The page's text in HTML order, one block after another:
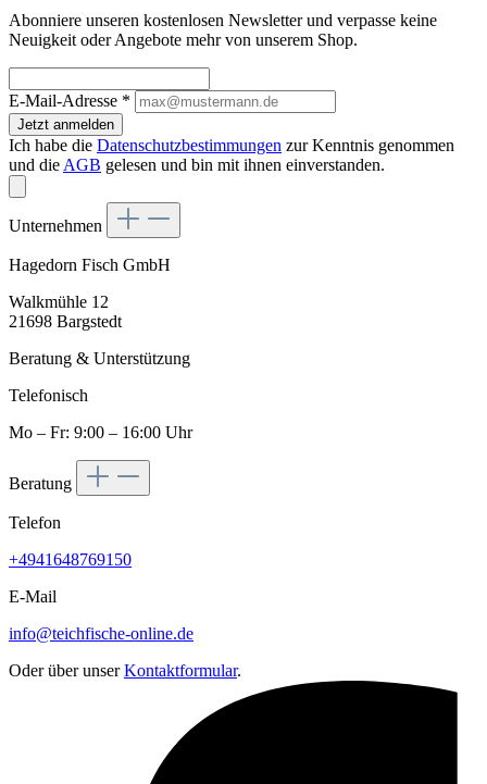
Abonniere unseren kostenlosen Newsletter und verpasse keine
Neuigkeit oder Angebote mehr von unserem Shop.
E-Mail-Adresse *
Jetzt anmelden
Ich habe die Datenschutzbestimmungen zur Kenntnis genommen
und die AGB gelesen und bin mit ihnen einverstanden.
Unternehmen
Hagedorn Fisch GmbH
Walkmühle 12
21698 Bargstedt
Beratung & Unterstützung
Telefonisch
Mo – Fr: 9:00 – 16:00 Uhr
Beratung
Telefon
+4941648769150
E-Mail
info@teichfische-online.de
Oder über unserKontaktformular.